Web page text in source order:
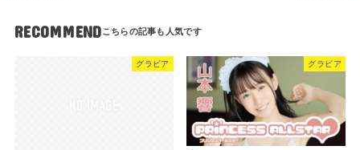
RECOMMEND
グラビア グラビア